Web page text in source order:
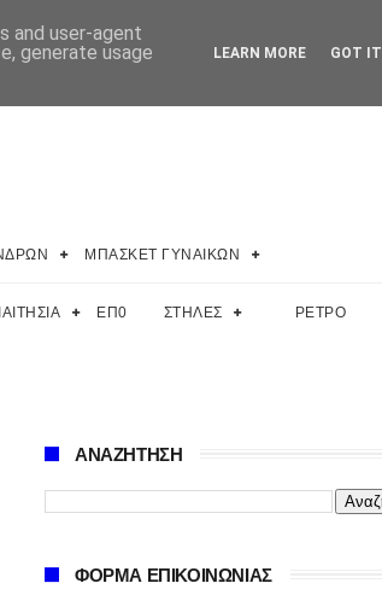
ΜΠΑΣΚΕΤ ΓΥΝΑΙΚΩΝ
ΕΠ0 ΣΤΗΛΕΣ ΡΕΤΡΟ
ΑΝΑΖΗΤΗΣΗ
ΦΟΡΜΑ ΕΠΙΚΟΙΝΩΝΙΑΣ
and user-agent
generate usage
LEARN MORE GOT IT